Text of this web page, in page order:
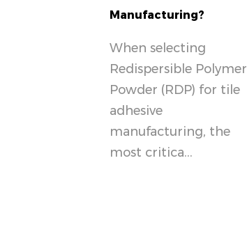
Manufacturing?
When selecting
Redispersible Polymer
Powder (RDP) for tile
adhesive
manufacturing, the
most critica...